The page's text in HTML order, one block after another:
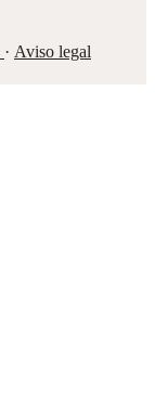
· Aviso legal